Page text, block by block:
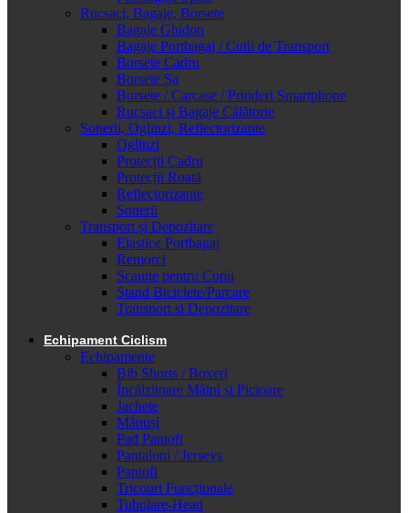
Rucsaci, Bagaje, Borsete
Bagaje Ghidon
Bagaje Portbagaj / Cutii de Transport
Borsete Cadru
Borsete Șa
Borsete / Carcase / Prinderi Smartphone
Rucsaci și Bagaje Călătorie
Sonerii, Oglinzi, Reflectorizante
Oglinzi
Protecții Cadru
Protecții Roată
Reflectorizante
Sonerii
Transport și Depozitare
Elastice Portbagaj
Remorci
Scaune pentru Copii
Stand Biciclete/Parcare
Transport si Depozitare
Echipament Ciclism
Echipamente
Bib Shorts / Boxeri
Încălzitoare Mâini și Picioare
Jachete
Mănuși
Pad Pantofi
Pantaloni / Jerseys
Pantofi
Tricouri Funcționale
Tubulare-Head